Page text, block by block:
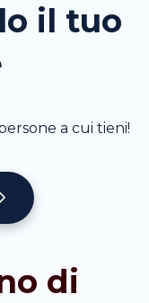
il tuo
a cui tieni!
di